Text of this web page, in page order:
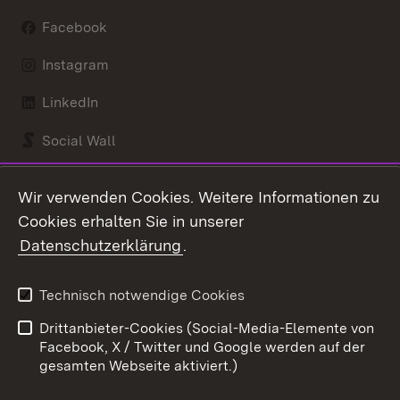
Facebook
Instagram
LinkedIn
Social Wall
Kontakt
Barrierefreiheit
Impressum
Cookies
Wir verwenden Cookies. Weitere Informationen zu
Cookies erhalten Sie in unserer
Datenschutzerklärung.
Technisch notwendige Cookies
Drittanbieter-Cookies (Social-Media-Elemente von
Facebook, X / Twitter und Google werden auf der
gesamten Webseite aktiviert.)